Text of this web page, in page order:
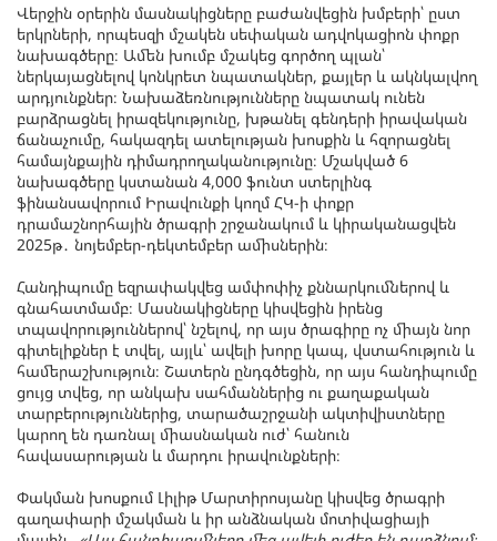
Վերջին օրերին մասնակիցները բաժանվեցին խմբերի՝ ըստ
երկրների, որպեսզի մշակեն սեփական ադվոկացիոն փոքր
նախագծերը։ Ամեն խումբ մշակեց գործող պլան՝
ներկայացնելով կոնկրետ նպատակներ, քայլեր և ակնկալվող
արդյունքներ։ Նախաձեռնությունները նպատակ ունեն
բարձրացնել իրազեկությունը, խթանել գենդերի իրավական
ճանաչումը, հակազդել ատելության խոսքին և հզորացնել
համայնքային դիմադրողականությունը։ Մշակված 6
նախագծերը կստանան 4,000 ֆունտ ստերլինգ
ֆինանսավորում Իրավունքի կողմ ՀԿ-ի փոքր
դրամաշնորհային ծրագրի շրջանակում և կիրականացվեն
2025թ․ նոյեմբեր-դեկտեմբեր ամիսներին։
Հանդիպումը եզրափակվեց ամփոփիչ քննարկումներով և
գնահատմամբ։ Մասնակիցները կիսվեցին իրենց
տպավորություններով՝ նշելով, որ այս ծրագիրը ոչ միայն նոր
գիտելիքներ է տվել, այլև՝ ավելի խորը կապ, վստահություն և
համերաշխություն։ Շատերն ընդգծեցին, որ այս հանդիպումը
ցույց տվեց, որ անկախ սահմաններից ու քաղաքական
տարբերություններից, տարածաշրջանի ակտիվիստները
կարող են դառնալ միասնական ուժ՝ հանուն
հավասարության և մարդու իրավունքների։
Փակման խոսքում Լիլիթ Մարտիրոսյանը կիսվեց ծրագրի
գաղափարի մշակման և իր անձնական մոտիվացիայի